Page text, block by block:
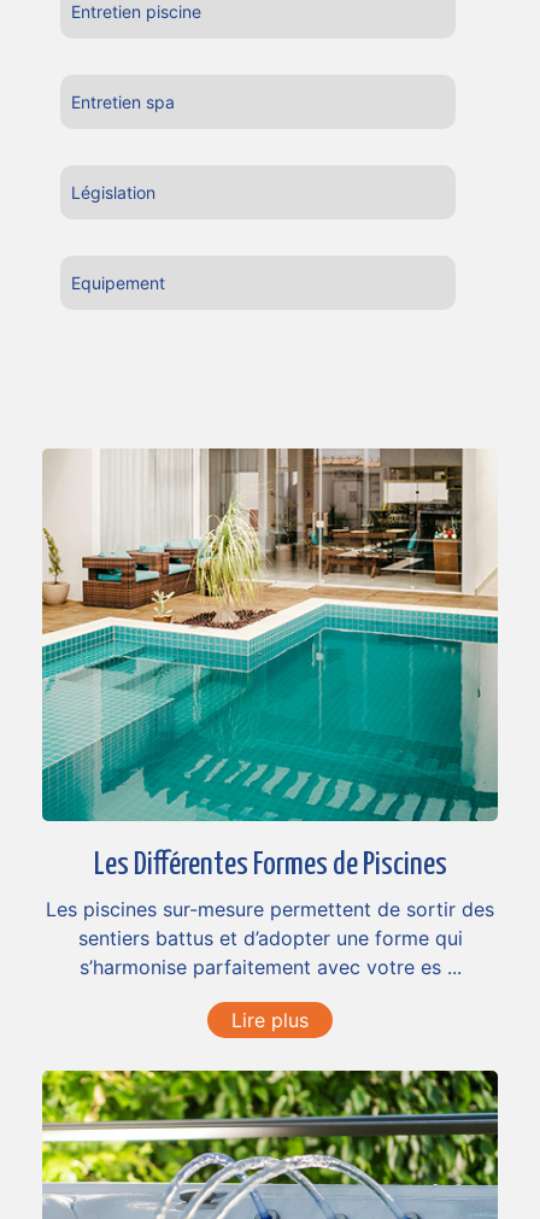
Entretien piscine
Entretien spa
Législation
Equipement
Les Différentes Formes de Piscines
Les piscines sur-mesure permettent de sortir des
sentiers battus et d’adopter une forme qui
s’harmonise parfaitement avec votre es ...
Lire plus